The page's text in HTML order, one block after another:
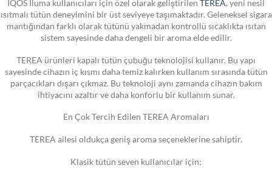
IQOS Iluma kullanıcıları için özel olarak geliştirilen TEREA, yeni nesil
ısıtmalı tütün deneyimini bir üst seviyeye taşımaktadır. Geleneksel sigara
mantığından farklı olarak tütünü yakmadan kontrollü sıcaklıkta ısıtan
sistem sayesinde daha dengeli bir aroma elde edilir.
TEREA ürünleri kapalı tütün çubuğu teknolojisi kullanır. Bu yapı
sayesinde cihazın iç kısmı daha temiz kalırken kullanım sırasında tütün
parçacıkları dışarı çıkmaz. Bu teknoloji aynı zamanda cihazın bakım
ihtiyacını azaltır ve daha konforlu bir kullanım sunar.
En Çok Tercih Edilen TEREA Aromaları
TEREA ailesi oldukça geniş aroma seçeneklerine sahiptir.
Klasik tütün seven kullanıcılar için;